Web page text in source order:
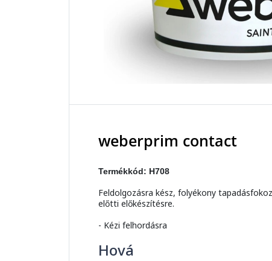
weberprim contact
Termékkód: H708
Feldolgozásra kész, folyékony
előtti előkészítésre.
- Kézi felhordásra
Hová